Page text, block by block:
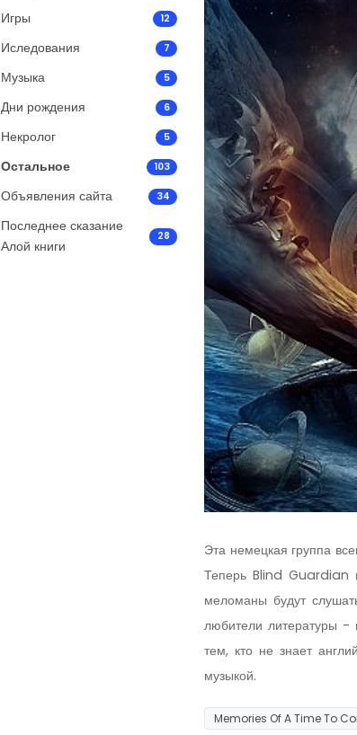
Игры 12
Иследования 7
Музыка 5
Дни рождения 6
Некролог 5
Остальное 103
Объявления сайта 34
Последнее сказание
Алой книги
28
Эта немецкая группа
Теперь Blind Guardian
меломаны будут
любители литературы -
тем, кто не знает
музыкой.
Memories Of A Time To